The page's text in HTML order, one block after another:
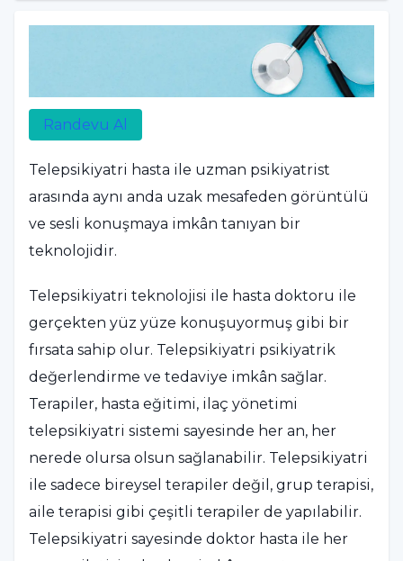
Randevu Al
Telepsikiyatri hasta ile uzman psikiyatrist
arasında aynı anda uzak mesafeden görüntülü
ve sesli konuşmaya imkân tanıyan bir
teknolojidir.
Telepsikiyatri teknolojisi ile hasta doktoru ile
gerçekten yüz yüze konuşuyormuş gibi bir
fırsata sahip olur. Telepsikiyatri psikiyatrik
değerlendirme ve tedaviye imkân sağlar.
Terapiler, hasta eğitimi, ilaç yönetimi
telepsikiyatri sistemi sayesinde her an, her
nerede olursa olsun sağlanabilir. Telepsikiyatri
ile sadece bireysel terapiler değil, grup terapisi,
aile terapisi gibi çeşitli terapiler de yapılabilir.
Telepsikiyatri sayesinde doktor hasta ile her